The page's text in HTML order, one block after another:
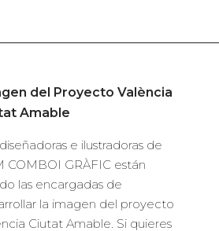
del Proyecto València
Amable
e ilustradoras de
COMBOI GRÀFIC están
las encargadas de
la imagen del proyecto
Ciutat Amable. Si quieres